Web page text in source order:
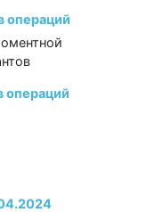
операций
операций